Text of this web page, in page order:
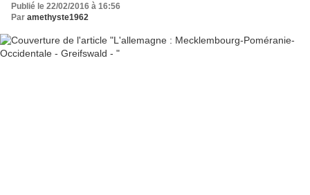
Publié le 22/02/2016 à 16:56
Par amethyste1962